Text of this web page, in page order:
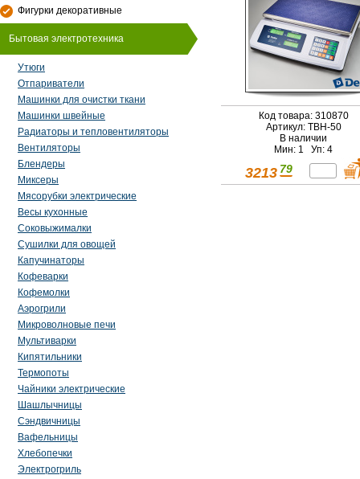
Фигурки декоративные
Бытовая электротехника
Утюги
Отпариватели
Машинки для очистки ткани
Машинки швейные
Радиаторы и тепловентиляторы
Вентиляторы
Блендеры
Миксеры
Мясорубки электрические
Весы кухонные
Соковыжималки
Сушилки для овощей
Капучинаторы
Кофеварки
Кофемолки
Аэрогрили
Микроволновые печи
Мультиварки
Кипятильники
Термопоты
Чайники электрические
Шашлычницы
Сэндвичницы
Вафельницы
Хлебопечки
Электрогриль
Код товара: 310870
Артикул: ТВН-50
В наличии
Мин: 1 Уп: 4
3213 79